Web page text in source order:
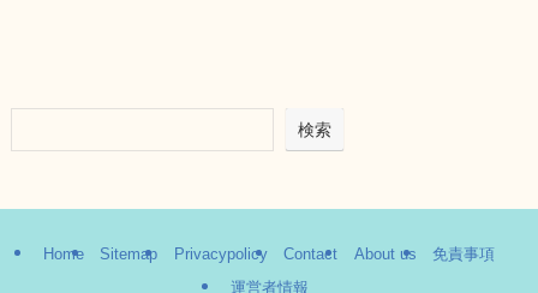
検索
Home Sitemap Privacypolicy Contact About us
免責事項
運営者情報